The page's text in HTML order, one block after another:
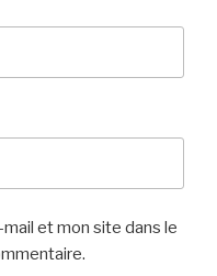
et mon site dans le